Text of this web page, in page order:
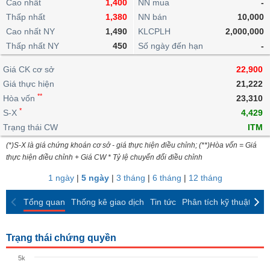
Giao
dịch
nội
bộ
Niên
giám
Tài
liệu
cổ
đông
Định
giá
Nước
ngoài
Tự
doanh
Top
cổ
phiếu
Bản
Thống
giao
dịch
dịch
Chứng
quyền
Tổng
quan
Thống
kê
dịch
Định
Thống
kê
giao
dịch
Tin
tức
tích
kỹ
thuật
Bảng
giá
Bộ
lọc
cổ
phiếu
cổ
Báo
mô
lai
Chứng
quyền
Trái
phiếu
doanh
nghiệp
Đào
Dịch
vụ
Cao nhất
1,400
Thấp nhất
1,380
Cao nhất NY
1,490
Thấp nhất NY
450
NN mua
-
NN bán
10,000
KLCPLH
2,000,000
Số ngày đến hạn
-
Giá CK cơ sở
22,900
Giá thực hiện
21,222
Hòa vốn **
23,310
S-X *
4,429
Trạng thái CW
ITM
(*)S-X là giá chứng khoán cơ sở - giá thực hiện điều chỉnh; (**)Hòa vốn = Giá
thực hiện điều chỉnh + Giá CW * Tỷ lệ chuyển đổi điều chỉnh
1 ngày| 5 ngày| 3 tháng | 6 tháng | 12 tháng
Tổng quan Thống kê giao dịch Tin tức Phân tích kỹ thuật
Trạng thái chứng quyền
5k
BẤT
ĐỘNG
SẢN
TÀI
CHÍNH
HÀNG
HÓA
KINH
TẾ
THẾ